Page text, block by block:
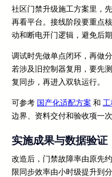
社区门禁升级施工方案里，
再看平台。接线阶段要重点
动和断电开门逻辑，避免后
调试时先做单点闭环，再做
若涉及旧控制器复用，要先
复同步，再进入双轨运行。
可参考 国产化适配方案 和
边界、资料交付和验收项一次
实施成果与数据验证
改造后，门禁故障率由原先
限同步效率由小时级提升到